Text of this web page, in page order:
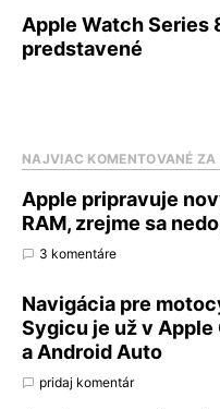
Apple Watch Series
predstavené
NAJVIAC KOMENTOVANÉ ZA
Apple pripravuje
RAM, zrejme sa
3 komentáre
Navigácia pre
Sygicu je už v Apple
a Android Auto
pridaj komentár